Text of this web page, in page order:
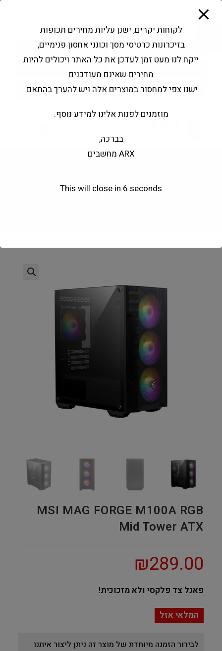
פתח סרגל נגישות
Products
search
החשבון שלי בקשה להצעה
RGB Mid Tower ATX
MSI MAG FORGE M100A RGB
Mid Tower ATX
₪289.00
פאנל צד פלקסי ולא מזכוכית!
המלאי אזל
לבירור הזמנה מיוחדת של מוצר זה ניתן ליצור איתנו
לקוחות יקרים, ישנן עליות מחירים תכופות
בזיכרונות כרטיסי מסך וכונני אחסון פנימיים,
ייקח לנו מעט זמן לעדכן את כל האתר ויכולים להיות
מחירים שאינם מעודכנים
ישנו צפי למחסור במוצרים אלה ויש להערך בהתאם.
מוזמנים לפנות אלינו למידע נוסף.
בברכה,
ARX מחשבים
This will close in 5 seconds